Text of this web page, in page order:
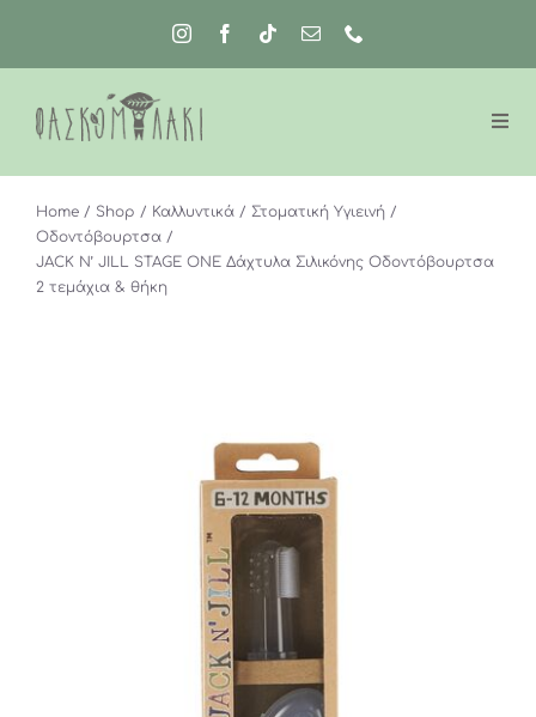
περιεχόμενο
Home Shop Καλλυντικά
Στοματική Υγιεινή
Οδοντόβουρτσα
JACK N’ JILL STAGE ONE Δάχτυλα Σιλικόνης Οδοντόβουρτσα
2 τεμάχια & θήκη